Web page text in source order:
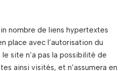
nombre de liens hypertextes
place avec l’autorisation du
site n’a pas la possibilité de
ainsi visités, et n’assumera en